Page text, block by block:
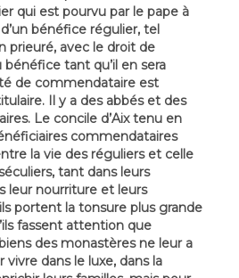
qui est pourvu par le pape à
bénéfice régulier, tel
prieuré, avec le droit de
tant qu’il en sera
de commendataire est
Il y a des abbés et des
Le concile d’Aix tenu en
commendataires
la vie des réguliers et celle
tant dans leurs
leur nourriture et leurs
portent la tonsure plus grande
fassent attention que
des monastères ne leur a
dans le luxe, dans la